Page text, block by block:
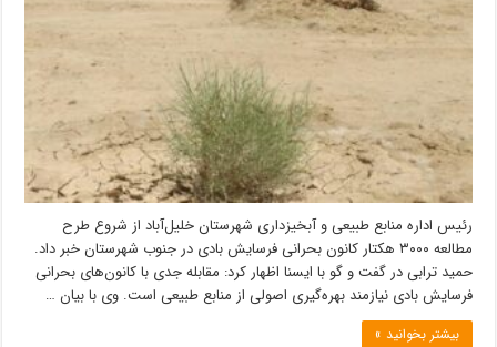
رئیس اداره منابع طبیعی و آبخیزداری شهرستان خلیل‌آباد از شروع طرح
مطالعه ۳۰۰۰ هکتار کانون بحرانی فرسایش بادی در جنوب شهرستان خبر داد.
حمید ترابی در گفت و گو با ایسنا اظهار کرد: مقابله جدی با کانون‌های بحرانی
فرسایش بادی نیازمند بهره‌گیری اصولی از منابع طبیعی است. وی با بیان …
بیشتر بخوانید »